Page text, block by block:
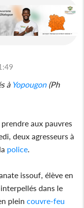
à Yopougon(Ph
aux pauvres
deux agresseurs à
police.
issouf, élève en
dans le
pleincouvre-feu